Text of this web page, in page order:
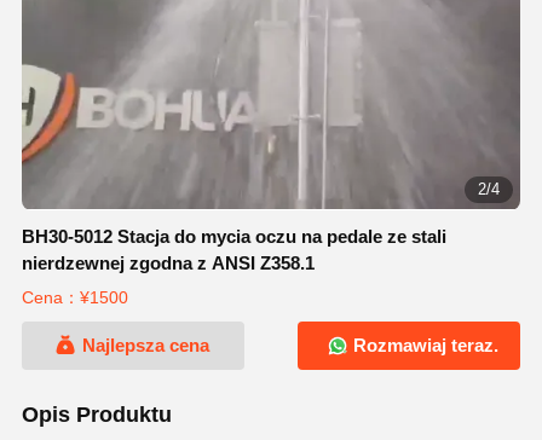
2/4
BH30-5012 Stacja do mycia oczu na pedale ze stali
nierdzewnej zgodna z ANSI Z358.1
Cena：¥1500
Najlepsza cena Rozmawiaj teraz.
Opis Produktu